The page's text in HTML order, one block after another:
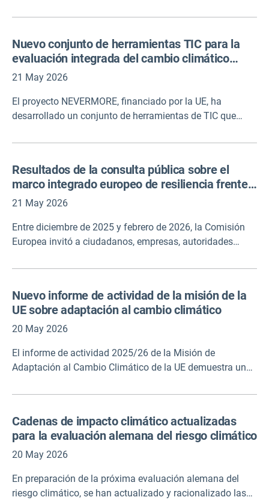
(NbS) pueden implementarse de manera más efectiva
y la pérdida de biodiversidad al mismo tiempo. NbS debe
ir más allá de los proyectos aislados y, en su lugar,
implementarse como servicios adaptables y medibles en
Nuevo conjunto de herramientas TIC para la
evaluación integrada del cambio climático
desarrollado por el proyecto NEVERMORE
financiado por la UE
21 May 2026
El proyecto NEVERMORE, financiado por la UE, ha
desarrollado un conjunto de herramientas de TIC que
y los conocimientos de las partes interesadas para
conjunto de herramientas de acceso abierto contiene un
explorador de catálogos, una herramienta de estudio de
casos, una herramienta a escala mundial de la UE y una
de escenarios, la priorización de políticas y el aprendizaje
de las partes interesadas. El conjunto de herramientas
Resultados de la consulta pública sobre el
marco integrado europeo de resiliencia frente
al cambio climático y gestión de riesgos
21 May 2026
Entre diciembre de 2025 y febrero de 2026, la Comisión
Europea invitó a ciudadanos, empresas, autoridades
consulta pública sobre un futuro marco que determinará
Los resultados de la consulta se han publicado en el sitio
web de la Comisión (nota: desplácese hacia abajo para
descargar los documentos de resultados).
Nuevo informe de actividad de la misión de la
UE sobre adaptación al cambio climático
20 May 2026
El informe de actividad 2025/26 de la Misión de
Adaptación al Cambio Climático de la UE demuestra un
la Misión, con más de 400 autoridades regionales y
de la Misión. Este impulso se ve respaldado por una
cartera de 65 proyectos de Horizonte Europa y una
comunidad activa de adaptación de misiones que reúne a
conocimientos y promover el aprendizaje entre iguales en
todos los niveles de gobernanza.
Cadenas de impacto climático actualizadas
para la evaluación alemana del riesgo climático
20 May 2026
En preparación de la próxima evaluación alemana del
riesgo climático, se han actualizado y racionalizado las